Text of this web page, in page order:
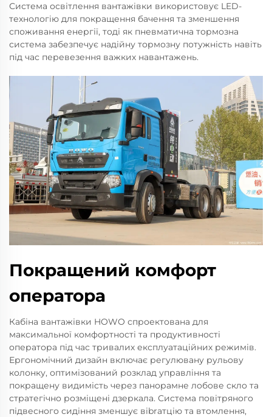
Система освітлення вантажівки використовує LED-
технологію для покращення бачення та зменшення
споживання енергії, тоді як пневматична тормозна
система забезпечує надійну тормозну потужність навіть
під час перевезення важких навантажень.
Покращений комфорт
оператора
Кабіна вантажівки HOWO спроектована для
максимальної комфортності та продуктивності
оператора під час тривалих експлуатаційних режимів.
Ергономічний дизайн включає регулювану рульову
колонку, оптимізований розклад управління та
покращену видимість через панорамне лобове скло та
стратегічно розміщені дзеркала. Система повітряного
підвесного сидіння зменшує вibrатцію та втомлення,